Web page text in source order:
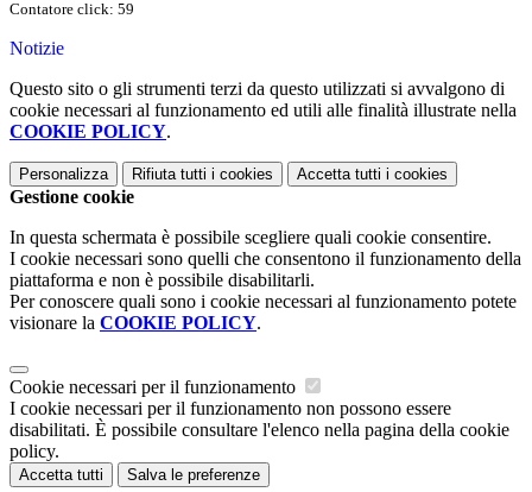
Contatore click: 59
Notizie
Questo sito o gli strumenti terzi da questo utilizzati si avvalgono di
cookie necessari al funzionamento ed utili alle finalità illustrate nella
COOKIE POLICY.
Personalizza Rifiuta tutti i cookies Accetta tutti i cookies
Gestione cookie
In questa schermata è possibile scegliere quali cookie consentire.
I cookie necessari sono quelli che consentono il funzionamento della
piattaforma e non è possibile disabilitarli.
Per conoscere quali sono i cookie necessari al funzionamento potete
visionare la COOKIE POLICY.
Cookie necessari per il funzionamento
I cookie necessari per il funzionamento non possono essere
disabilitati. È possibile consultare l'elenco nella pagina della cookie
policy.
Accetta tutti Salva le preferenze